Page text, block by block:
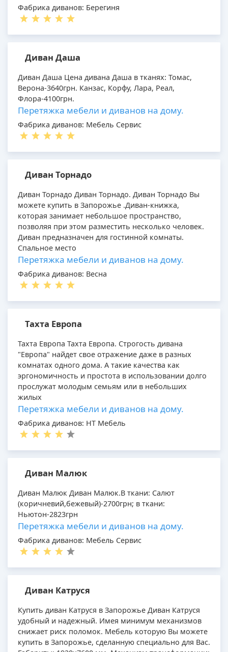
Фабрика диванов: Берегиня
Диван Даша
Диван Даша Цена дивана Даша в тканях: Томас,
Верона-3640грн. Канзас, Корфу, Лара, Реал,
Флора-4100грн.
Перетяжка мебели и диванов на дому.
Фабрика диванов: Мебель Сервис
Диван Торнадо
Диван Торнадо Диван Торнадо. Диван Торнадо Вы
можете купить в Запорожье .Диван-книжка,
которая занимает небольшое пространство,
позволяя при этом разместить несколько человек.
Диван предназначен для гостинной комнаты.
Спальное место
Перетяжка мебели и диванов на дому.
Фабрика диванов: Весна
Тахта Европа
Тахта Европа Тахта Европа. Строгость дивана
"Европа" найдет свое отражение даже в разных
комнатах одного дома. А такие качества как
эргономичность и простота в использовании долго
прослужат молодым семьям или в небольших
жилых
Перетяжка мебели и диванов на дому.
Фабрика диванов: НТ Мебель
Диван Малюк
Диван Малюк Диван Малюк.В ткани: Салют
(коричневий,бежевый)-2700грн; в ткани:
Ньютон-2823грн
Перетяжка мебели и диванов на дому.
Фабрика диванов: Мебель Сервис
Диван Катруся
Купить диван Катруся в Запорожье Диван Катруся
удобный и надежный. Имея минимум механизмов
снижает риск поломок. Мебель которую Вы можете
купить в Запорожье, сделанную специально для Вас.